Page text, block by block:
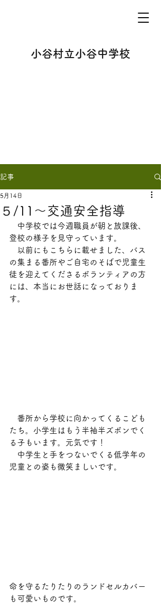
小谷村立小谷中学校
記事
５/11～交通安全指導
5月14日
中学校では今週職員が朝と放課後、
登校の様子を見守っています。
以前にもこちらに載せました、バス
の集まる番所やご自宅のそばで児童生
徒を迎えてくださるボランティアの方
には、本当にお世話になっておりま
す。
番所から学校に向かってくるこども
たち。小学生はもう半袖半ズボンでく
る子もいます。元気です！
中学生と手をつないでくる低学年の
児童との姿も微笑ましいです。
命を守るたりたりのランドセルカバー
も可愛いものです。